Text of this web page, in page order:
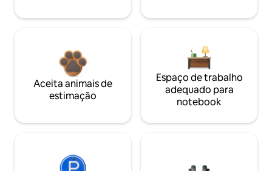
Aceita animais de
estimação
Espaço de trabalho
adequado para
notebook